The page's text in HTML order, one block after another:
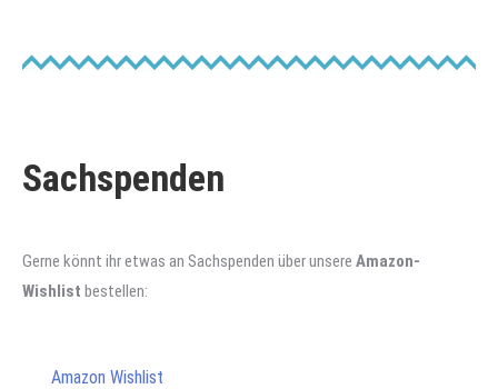
Sachspenden
Gerne könnt ihr etwas an Sachspenden über unsere Amazon-
Wishlist bestellen:
Amazon Wishlist